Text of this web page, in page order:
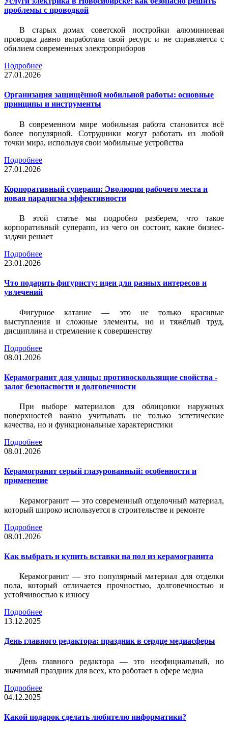
проблемы с проводкой
В старых домах советской постройки алюминиевая
проводка давно выработала свой ресурс и не справляется с
обилием современных электроприборов
Подробнее
27.01.2026
Организация защищённой мобильной работы: основные
принципы и инструменты
В современном мире мобильная работа становится всё
более популярной. Сотрудники могут работать из любой
точки мира, используя свои мобильные устройства
Подробнее
27.01.2026
Корпоративный суперапп: Эволюция рабочего места и
новая парадигма эффективности
В этой статье мы подробно разберем, что такое
корпоративный суперапп, из чего он состоит, какие бизнес-
задачи решает
Подробнее
23.01.2026
Что подарить фигуристу: идеи для разных интересов и
увлечений
Фигурное катание — это не только красивые
выступления и сложные элементы, но и тяжёлый труд,
дисциплина и стремление к совершенству
Подробнее
08.01.2026
Керамогранит для улицы: противоскользящие свойства -
залог безопасности и долговечности
При выборе материалов для облицовки наружных
поверхностей важно учитывать не только эстетические
качества, но и функциональные характеристики
Подробнее
08.01.2026
Керамогранит серый глазурованный: особенности и
применение
Керамогранит — это современный отделочный материал,
который широко используется в строительстве и ремонте
Подробнее
08.01.2026
Как выбрать и купить вставки на пол из керамогранита
Керамогранит — это популярный материал для отделки
пола, который отличается прочностью, долговечностью и
устойчивостью к износу
Подробнее
13.12.2025
День главного редактора: праздник в сердце медиасферы
День главного редактора — это неофициальный, но
значимый праздник для всех, кто работает в сфере медиа
Подробнее
04.12.2025
Какой подарок сделать любителю информатики?